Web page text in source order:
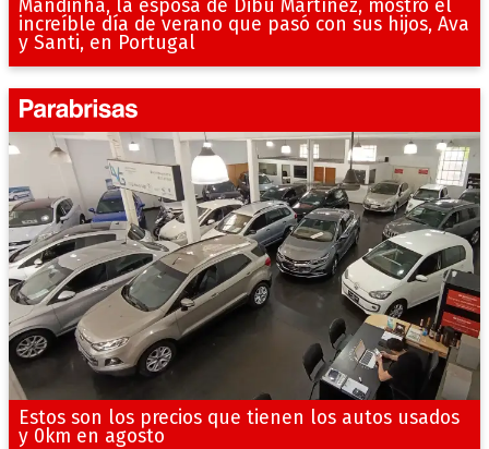
Mandinha, la esposa de Dibu Martínez, mostró el
increíble día de verano que pasó con sus hijos, Ava
y Santi, en Portugal
Estos son los precios que tienen los autos usados
y 0km en agosto